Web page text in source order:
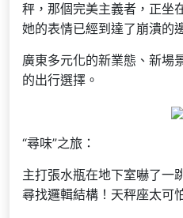
秤，那個完美主義者，正坐
她的表情已經到達了崩潰的
廣東多元化的新業態、新場
的出行選擇。
“尋味”之旅：
主打張水瓶在地下室嚇了一
尋找邏輯結構！天秤座太可